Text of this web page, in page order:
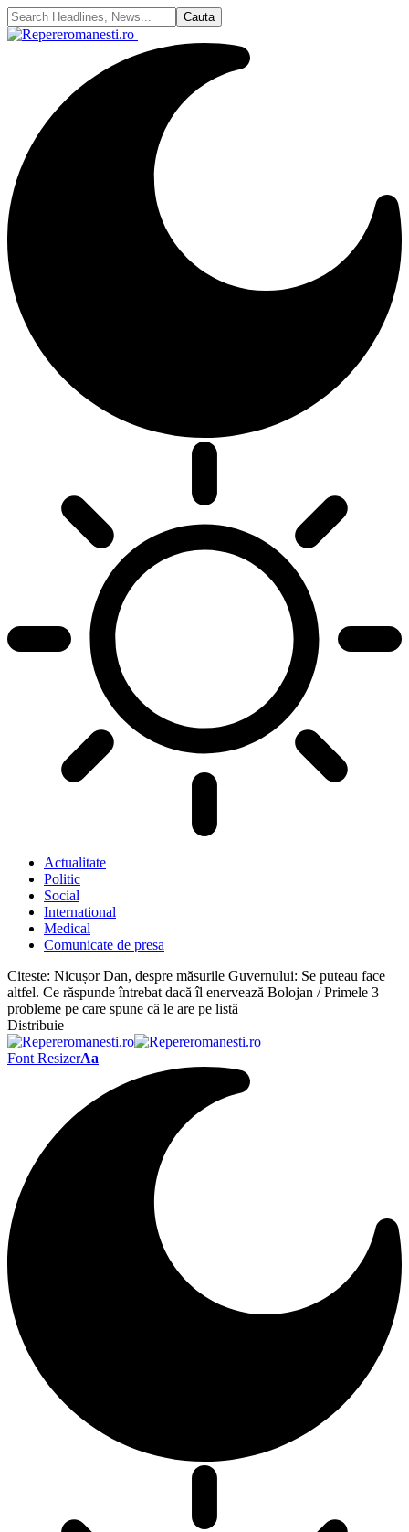
Actualitate
Politic
Social
International
Medical
Comunicate de presa
Citeste: Nicușor Dan, despre măsurile Guvernului: Se puteau face
altfel. Ce răspunde întrebat dacă îl enervează Bolojan / Primele 3
probleme pe care spune că le are pe listă
Distribuie
Font ResizerAa